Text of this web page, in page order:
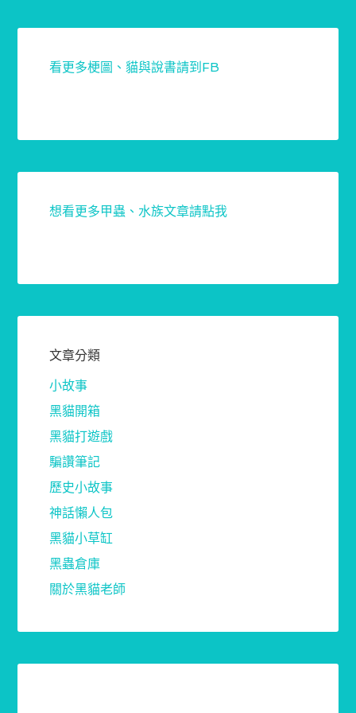
看更多梗圖、貓與說書請到FB
想看更多甲蟲、水族文章請點我
文章分類
小故事
黑貓開箱
黑貓打遊戲
騙讚筆記
歷史小故事
神話懶人包
黑貓小草缸
黑蟲倉庫
關於黑貓老師